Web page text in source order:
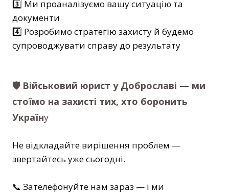
3️⃣ Ми проаналізуємо вашу ситуацію та
документи
4️⃣ Розробимо стратегію захисту й будемо
супроводжувати справу до результату
🛡 Військовий юрист у Доброславі — ми
стоїмо на захисті тих, хто боронить
Україну
Не відкладайте вирішення проблем —
звертайтесь уже сьогодні.
📞 Зателефонуйте нам зараз — і ми